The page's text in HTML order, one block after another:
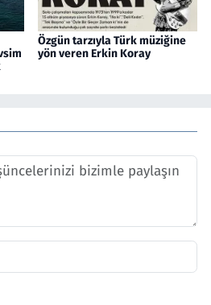
Özgün tarzıyla Türk müziğine
yön veren Erkin Koray